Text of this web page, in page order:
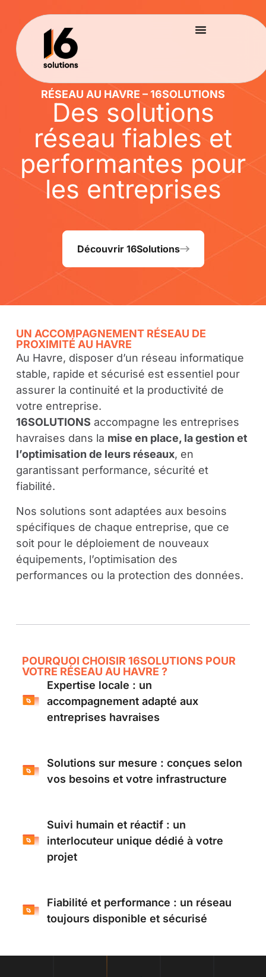
RÉSEAU AU HAVRE – 16SOLUTIONS
Des solutions
réseau fiables et
performantes pour
les entreprises
Découvrir 16Solutions
UN ACCOMPAGNEMENT RÉSEAU DE
PROXIMITÉ AU HAVRE
Au Havre, disposer d’un réseau informatique
stable, rapide et sécurisé est essentiel pour
assurer la continuité et la productivité de
votre entreprise.
16SOLUTIONS accompagne les entreprises
havraises dans la mise en place, la gestion et
l’optimisation de leurs réseaux, en
garantissant performance, sécurité et
fiabilité.
Nos solutions sont adaptées aux besoins
spécifiques de chaque entreprise, que ce
soit pour le déploiement de nouveaux
équipements, l’optimisation des
performances ou la protection des données.
POURQUOI CHOISIR 16SOLUTIONS POUR
VOTRE RÉSEAU AU HAVRE ?
Expertise locale : un
accompagnement adapté aux
entreprises havraises
Solutions sur mesure : conçues selon
vos besoins et votre infrastructure
Suivi humain et réactif : un
interlocuteur unique dédié à votre
projet
Fiabilité et performance : un réseau
toujours disponible et sécurisé